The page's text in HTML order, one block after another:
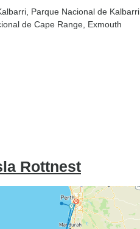
, Parque Nacional de Kalbarri
de Cape Range , Exmouth
Rottnest